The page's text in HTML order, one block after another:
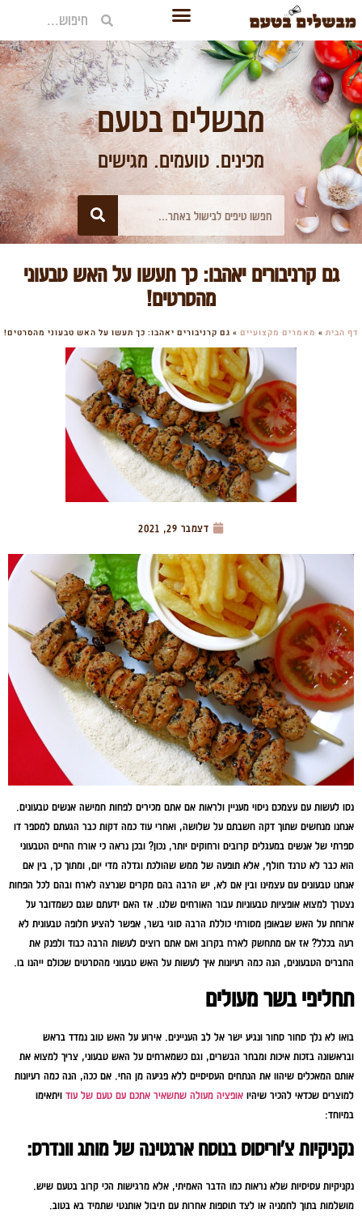
מבשלים בטעם
מכינים. טועמים. מגישים
גם קרניבורים יאהבו: כך תעשו על האש טבעוני
מהסרטים!
דף הבית » מאמרים מקצועיים » גם קרניבורים יאהבו: כך תעשו על האש טבעוני מהסרטים!
דצמבר 29, 2021
נסו לעשות עם עצמכם ניסוי מעניין ולראות אם אתם מכירים לפחות חמישה אנשים טבעונים.
אנחנו מנחשים שתוך דקה חשבתם על שלושה, ואחרי עוד כמה דקות כבר הגעתם למספר דו
ספרתי של אנשים במעגלים קרובים ורחוקים יותר, נכון? ובכן נראה כי אורח החיים הטבעוני
הוא כבר לא טרנד חולף, אלא תופעה של ממש שהולכת וגדלה מדי יום, ומתוך כך, בין אם
אנחנו טבעונים עם עצמינו ובין אם לא, יש הרבה בהם מקרים שנרצה לארח ובהם לכל הפחות
נצטרך למצוא אופציות טבעוניות עבור האורחים שלנו. אז האם ידעתם שגם כשמדובר על
ארוחת על האש שבאופן מסורתי כוללת הרבה סוגי בשר, אפשר להציע חלופה טבעונית לא
רעה בכלל? אז אם מתחשק לארח בקרוב ואם אתם רוצים לעשות הרבה כבוד ולפנק את
החברים הטבעונים, הנה כמה רעיונות איך לעשות על האש טבעוני מהסרטים שכולם ייהנו בו.
תחליפי בשר מעולים
בואו לא נלך סחור סחור ונגיע ישר אל לב העניינים. אירוע על האש טוב נמדד בראש
ובראשונה בזכות איכות ומבחר הבשרים, וגם כשמארחים על האש טבעוני, צריך למצוא את
אותם המאכלים שיהוו את הנתחים העסיסיים ללא פגיעה מן החי. אם ככה, הנה כמה רעיונות
למוצרים שכדאי להכיר שיהיו אופציה מעולה שתשאיר אתכם עם טעם של עוד ויתאימו
במיוחד:
נקניקיות צ'וריסוס בנוסח ארגטינה של מותג וונדרס:
נקניקיות עסיסיות שלא נראות כמו הדבר האמיתי, אלא מרגישות הכי קרוב בטעם שיש.
מושלמות בתוך לחמניה או לצד תוספות אחרות עם תיבול אותנטי שתמיד בא בטוב.